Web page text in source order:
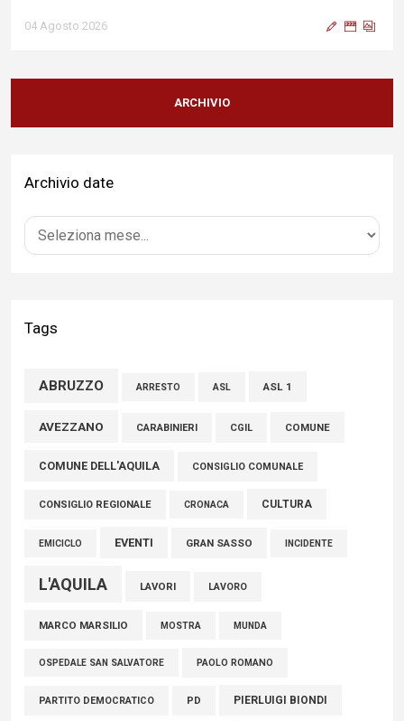
04 Agosto 2026
Sigismondi, Liris e Testa: “Profondo cordoglio e vicinanza al
Ministro Roccella e alla sua famiglia”
Terminal bus "Lorenzo Natali": modifiche temporanee alla
04 Agosto 2026
della comunità»
Marcinelle, Verrecchia (FdI): "Un minuto di raccoglimento in
connazionali tra cui molti abruzzesi"
06 Agosto 2026
ARCHIVIO
Archivio date
Tags
ABRUZZO ARRESTO ASL ASL 1
AVEZZANO CARABINIERI CGIL COMUNE
COMUNE DELL'AQUILA CONSIGLIO COMUNALE
CONSIGLIO REGIONALE CRONACA CULTURA
EMICICLO EVENTI GRAN SASSO INCIDENTE
L'AQUILA LAVORI LAVORO
MARCO MARSILIO MOSTRA MUNDA
OSPEDALE SAN SALVATORE PAOLO ROMANO
PARTITO DEMOCRATICO PD PIERLUIGI BIONDI